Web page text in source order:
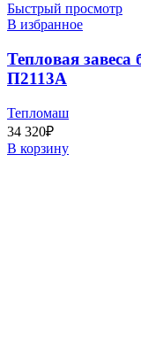
Быстрый просмотр
В избранное
Тепловая
П2113A
Тепломаш
34 320₽
В корзину